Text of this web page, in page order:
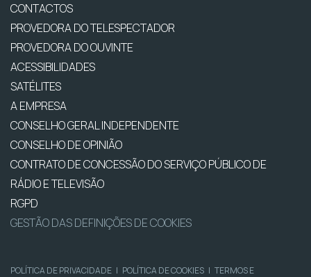
CONTACTOS
PROVEDORA DO TELESPECTADOR
PROVEDORA DO OUVINTE
ACESSIBILIDADES
SATÉLITES
A EMPRESA
CONSELHO GERAL INDEPENDENTE
CONSELHO DE OPINIÃO
CONTRATO DE CONCESSÃO DO SERVIÇO PÚBLICO DE
RÁDIO E TELEVISÃO
RGPD
GESTÃO DAS DEFINIÇÕES DE COOKIES
POLÍTICA DE PRIVACIDADE | POLÍTICA DE COOKIES | TERMOS E